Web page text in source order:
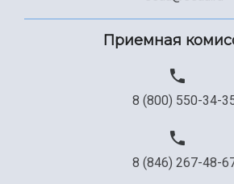
Официальные документы
Приемная
8 (800) 550-34-
8 (846) 267-48-